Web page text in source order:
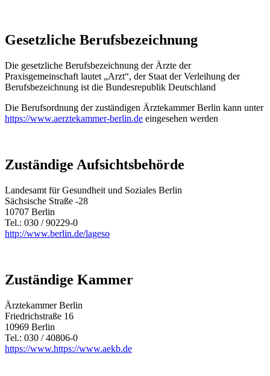
Gesetzliche Berufsbezeichnung
Die gesetzliche Berufsbezeichnung der Ärzte der
Praxisgemeinschaft lautet „Arzt“, der Staat der Verleihung der
Berufsbezeichnung ist die Bundesrepublik Deutschland
Die Berufsordnung der zuständigen Ärztekammer Berlin kann unter
https://www.aerztekammer-berlin.de eingesehen werden
Zuständige Aufsichtsbehörde
Landesamt für Gesundheit und Soziales Berlin
Sächsische Straße -28
10707 Berlin
Tel.: 030 / 90229-0
http://www.berlin.de/lageso
Zuständige Kammer
Ärztekammer Berlin
Friedrichstraße 16
10969 Berlin
Tel.: 030 / 40806-0
https://www.https://www.aekb.de